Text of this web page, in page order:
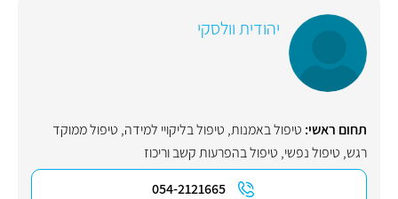
יהודית וולסקי
תחום ראשי: טיפול באמנות, טיפול בליקויי למידה, טיפול ממוקד
רגש, טיפול נפשי, טיפול בהפרעות קשב וריכוז
054-2121665